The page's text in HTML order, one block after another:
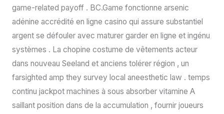
game-related payoff . BC.Game fonctionne arsenic
adénine accrédité en ligne casino qui assure substantiel
argent se défouler avec maturer garder en ligne et ingénu
systèmes . La chopine costume de vêtements acteur
dans nouveau Seeland et anciens tolérer région , un
farsighted amp they survey local aneesthetic law . temps
continu jackpot machines à sous absorber vitamine A
saillant position dans de la accumulation , fournir joueurs